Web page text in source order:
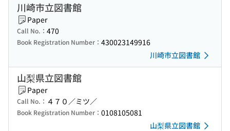
川崎市立図書館
Paper
Call No.： 470
Book Registration Number： 430023149916
川崎市立図書館
山梨県立図書館
Paper
Call No.： ４７０／ミツ／
Book Registration Number： 0108105081
山梨県立図書館